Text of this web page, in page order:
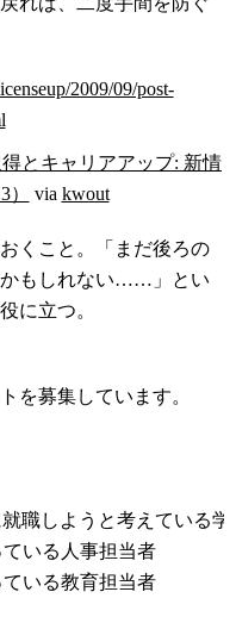
とキャリアアップ: 新情
via kwout
くこと。「まだ後ろの
かもしれない……」とい
に立つ。
を募集しています。
職しようと考えている学
いる人事担当者
いる教育担当者